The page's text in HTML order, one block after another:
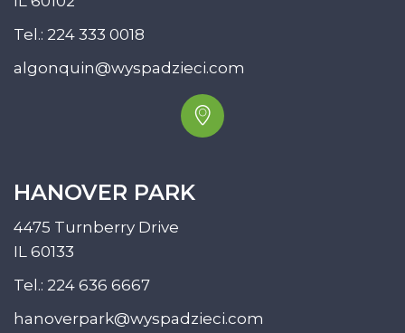
Tel.: 224 333 0018
algonquin@wyspadzieci.com
HANOVER PARK
4475 Turnberry Drive
IL 60133
Tel.: 224 636 6667
hanoverpark@wyspadzieci.com